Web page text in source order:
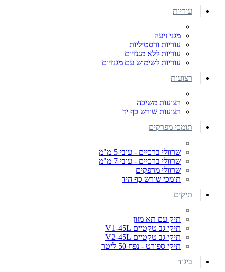
עוריות
מגני זיעה
עוריות ורסטיליות
עוריות ללא מגנזיום
עוריות לשימוש עם מגנזיום
רצועות
רצועות משיכה
רצועות שורש כף יד
תומכי מפרקים
שרוולי ברכיים - עובי 5 מ"מ
שרוולי ברכיים - עובי 7 מ"מ
שרוולי מרפקים
תומכי שורש כף היד
תיקים
תיק עם תא מזון
תיקי גב טקטיים V1-45L
תיקי גב טקטיים V2-45L
תיקי ספורט - נפח 50 ליטר
ביגוד